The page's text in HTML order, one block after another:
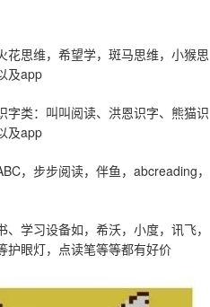
花思维，希望学，斑马思维，小猴思
及app
字类：叫叫阅读、洪恩识字、熊猫识
及app
，步步阅读，伴鱼，abcreading，
、学习设备如，希沃，小度，讯飞，
护眼灯，点读笔等等都有好价